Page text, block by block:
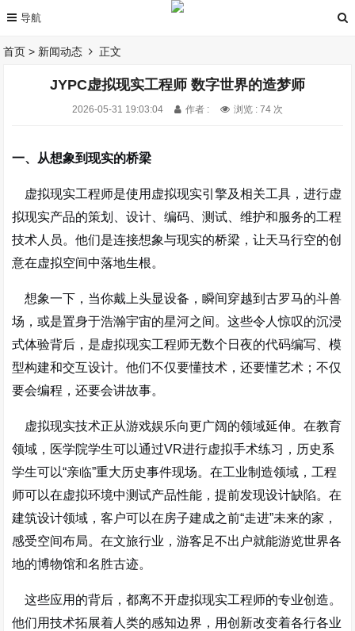
首页 > 新闻动态 正文
JYPC虚拟现实工程师 数字世界的造梦师
2026-05-31 19:03:04 作者 : 浏览 : 74 次
一、从想象到现实的桥梁
虚拟现实工程师是使用虚拟现实引擎及相关工具，进行虚
拟现实产品的策划、设计、编码、测试、维护和服务的工程
技术人员。他们是连接想象与现实的桥梁，让天马行空的创
意在虚拟空间中落地生根。
想象一下，当你戴上头显设备，瞬间穿越到古罗马的斗兽
场，或是置身于浩瀚宇宙的星河之间。这些令人惊叹的沉浸
式体验背后，是虚拟现实工程师无数个日夜的代码编写、模
型构建和交互设计。他们不仅要懂技术，还要懂艺术；不仅
要会编程，还要会讲故事。
虚拟现实技术正从游戏娱乐向更广阔的领域延伸。在教育
领域，医学院学生可以通过VR进行虚拟手术练习，历史系
学生可以“亲临”重大历史事件现场。在工业制造领域，工程
师可以在虚拟环境中测试产品性能，提前发现设计缺陷。在
建筑设计领域，客户可以在房子建成之前“走进”未来的家，
感受空间布局。在文旅行业，游客足不出户就能游览世界各
地的博物馆和名胜古迹。
这些应用的背后，都离不开虚拟现实工程师的专业创造。
他们用技术拓展着人类的感知边界，用创新改变着各行各业